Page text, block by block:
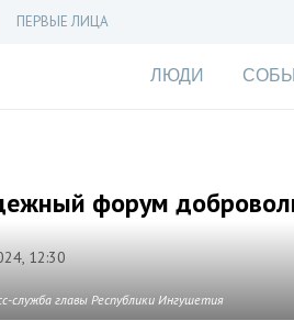
ПЕРВЫЕ ЛИЦА
ЛЮДИ
форум
12:30
служба главы Республики Ингушетия